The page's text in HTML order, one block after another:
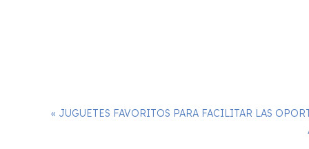
« JUGUETES FAVORITOS PARA FACILITAR LAS